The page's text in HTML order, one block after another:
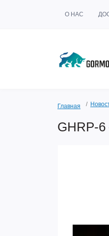
О НАС
Главная
GHRP-